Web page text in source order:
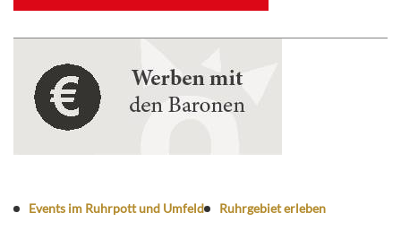
Events im Ruhrpott und Umfeld
Ruhrgebiet erleben